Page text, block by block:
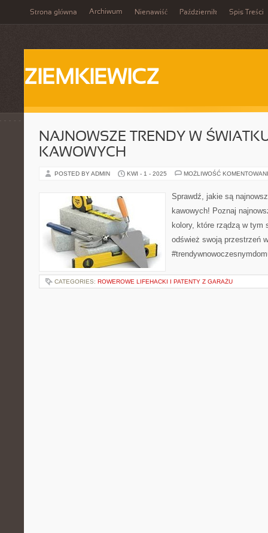
Strona główna Archiwum Nienawiść Październik Spis Treści
ZIEMKIEWICZ
NAJNOWSZE TRENDY W
KAWOWYCH
POSTED BY ADMIN KWI - 1 - 2025 MOŻLIWOŚĆ
Sprawdź, jakie są
kawowych! Poznaj
kolory, które rządzą w tym
odśwież swoją przestrzeń
CATEGORIES: ROWEROWE LIFEHACKI I PATENTY Z GARAŻU